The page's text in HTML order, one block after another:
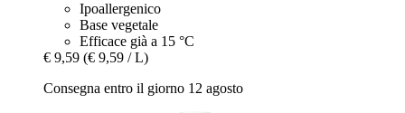
Ipoallergenico
Base vegetale
Efficace già a 15 °C
€ 9,59 (€ 9,59 / L)
Consegna entro il giorno 12 agosto